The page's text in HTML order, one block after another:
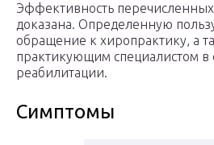
Эффективность
доказана. Определенную
обращение к хиропрактику, а
практикующим специалистом в
реабилитации.
Симптомы